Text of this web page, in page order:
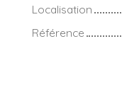
Localisation
Référence